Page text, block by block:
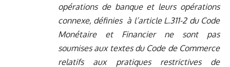
opérations de banque et leurs opérations
connexe, définies à l’article L.311-2 du Code
Monétaire et Financier ne sont pas
soumises aux textes du Code de Commerce
relatifs aux pratiques restrictives de